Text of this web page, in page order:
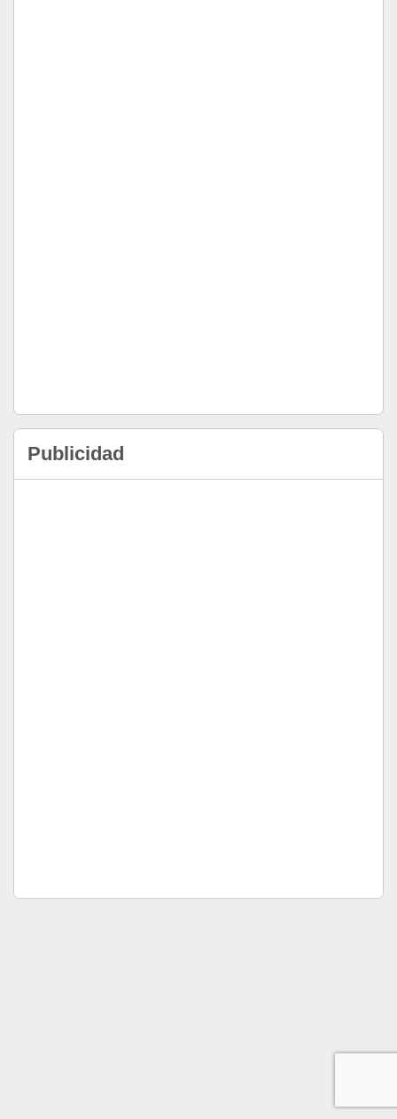
Publicidad